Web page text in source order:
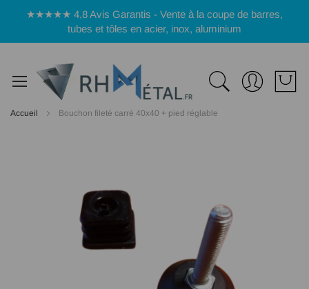
★★★★★ 4,8 Avis Garantis - Vente à la coupe de barres,
tubes et tôles en acier, inox, aluminium
Accueil Bouchon fileté carré 40x40 + pied réglable